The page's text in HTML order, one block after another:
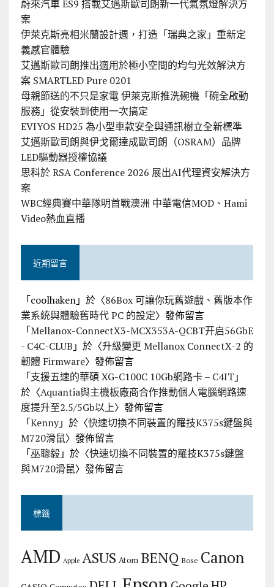
蔚來汽車 ES9 搭載艾邁斯歐司朗新一代氣氛燈解決方
案
伊萊克斯亮相米蘭設計週，打造「瑞典之家」重新定
義感官體驗
艾邁斯歐司朗推出適用於極小空間的均勻光效解決方
案 SMARTLED Pure 0201
母親節送的不只是家電 伊萊克斯推洗碗機「碗全啟動
服務」從安裝到使用一次搞定
EVIYOS HD25 為小型車款安全與通訊樹立全新標準
艾邁斯歐司朗與伊戈爾達成歐司朗（OSRAM）品牌
LED驅動器授權協議
思科於 RSA Conference 2026 展出AI代理資安解決方
案
WBC經典賽中華隊明首戰澳洲 中華電信MOD、Hami
Video熱血直播
近期留言
「coolhaken」於〈86Box 可讓你玩舊遊戲、舊版本作
業系統與體驗舊時代 PC 的設定〉發佈留言
「Mellanox-ConnectX3-MCX353A-QCBT开启56GbE
- C4C-CLUB 」於〈升級變更 Mellanox ConnectX-2 的
韌體 Firmware〉發佈留言
「支援五速的華碩 XG-C100C 10Gb網路卡 – C4IT」
於〈Aquantia與主機板廠商合作推動個人電腦網路速
度提升至2.5/5Gb以上〉發佈留言
「Kenny」於〈快速切換不同裝置的羅技K375s鍵盤與
M720滑鼠〉發佈留言
「巫聰毅」於〈快速切換不同裝置的羅技K375s鍵盤
與M720滑鼠〉發佈留言
標籤
AMD Apple ASUS Atom BENQ Bose Canon